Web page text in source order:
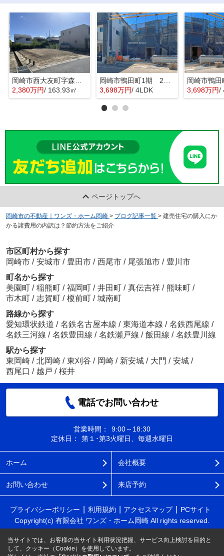
2,380万円/ 163.93㎡
3,698万円/ 4LDK 3,698万円/
ページトップへ
岡崎市の不動産｜ワンズ・ホーム岡崎 > ブログ記事一覧 > 建売住宅の購入にか
かる諸費用の内訳は？節約方法をご紹介
市区町村から探す
岡崎市 / 安城市 / 豊田市 / 西尾市 / 尾張旭市 / 豊川市
町名から探す
美園町 / 稲熊町 / 福岡町 / 井田町 / 真伝吉祥 / 熊味町 /
市木町 / 志賀町 / 榎前町 / 城南町
路線から探す
愛知環状鉄道 / 名鉄名古屋本線 / 東海道本線 / 名鉄西尾線 /
名鉄三河線 / 名鉄豊田線 / 名鉄瀬戸線 / 飯田線 / 名鉄豊川線
駅から探す
東岡崎 / 北岡崎 / 東刈谷 / 岡崎 / 新安城 / 大門 / 安城 /
西尾口 / 越戸 / 桜井
電話でお問い合わせ
営業時間：
9:00～18:30
定休日：
第１･第3火曜日、毎週水曜日
ホーム 会社概要
お問い合わせ 来店予約
プライバシーポリシー 利用規約 アクセスマップ
PCサイト
Copyright(c) 有限会社 ワンズ・ホーム岡崎 All rights reserved.
当サイトでは、お客様の当サイト利用状況把握、サービス向上検討を目的と
して、クッキー（Cookie）を使用しています。